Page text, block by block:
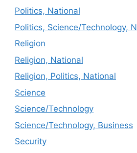
Politics, National
Politics, Science/Technology,
Religion
Religion, National
Religion, Politics, National
Science
Science/Technology
Science/Technology, Business
Security